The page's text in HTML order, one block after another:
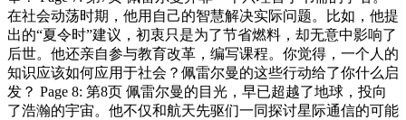
在社会动荡时期，他用自己的智慧解决实际问题。比如，他提
出的“夏令时”建议，初衷只是为了节省燃料，却无意中影响了
后世。他还亲自参与教育改革，编写课程。你觉得，一个人的
知识应该如何应用于社会？佩雷尔曼的这些行动给了你什么启
发？ Page 8: 第8页 佩雷尔曼的目光，早已超越了地球，投向
了浩瀚的宇宙。他不仅和航天先驱们一同探讨星际通信的可能